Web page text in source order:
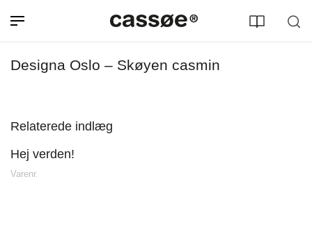
Designa Oslo – Skøyen casmin
Relaterede indlæg
Hej verden!
Varenr.
Søg efter adresse